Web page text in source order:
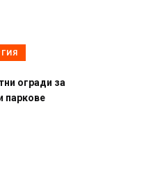
огради за
паркове